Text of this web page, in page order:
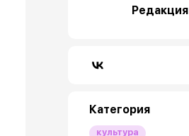
Редакция
Категория
культура